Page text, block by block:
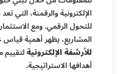
الإلكترونية والرقمنة، التي
للتحول الرقمي. ومع
المشاريع، يظهر أهمية قياس
للأرشفة الإلكترونيةلتقييم
أهدافها الاستراتيجية.